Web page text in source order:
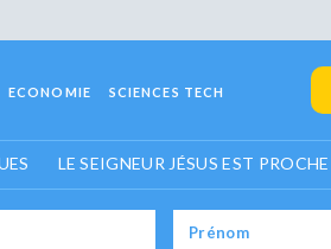
ECONOMIE SCIENCES TECH
LE SEIGNEUR JÉSUS EST PROCHE